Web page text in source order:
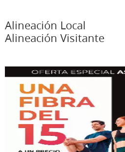
Alineación Local
Alineación Visitante